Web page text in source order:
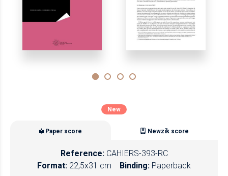
New
Paper score Newzik score
Reference: CAHIERS-393-RC
Format: 22,5x31 cm Binding: Paperback